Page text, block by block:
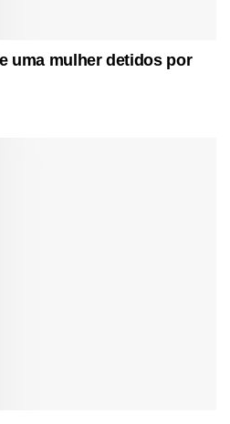
uma mulher detidos por